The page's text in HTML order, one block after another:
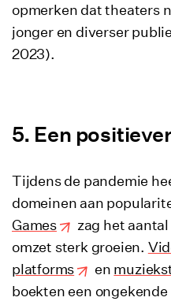
opmerken dat theaters
jonger en diverser
2023).
Een
Tijdens de pandemie
domeinen aan
Games
zag het
omzet sterk groeien.
platforms
en
boekten een